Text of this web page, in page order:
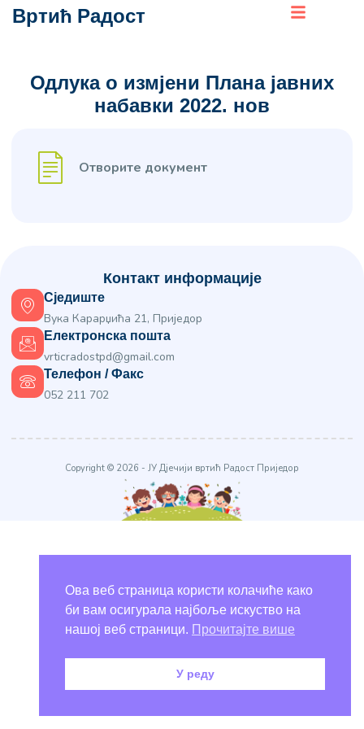
Вртић Радост
Одлука о измјени Плана јавних
набавки 2022. нов
Отворите документ
Контакт информације
Сједиште
Вука Карарџића 21, Приједор
Електронска пошта
vrticradostpd@gmail.com
Телефон / Факс
052 211 702
Copyright © 2026 - ЈУ Дјечији вртић Радост Приједор
Ова веб страница користи колачиће како
би вам осигурала најбоље искуство на
нашој веб страници. Прочитајте више
У реду